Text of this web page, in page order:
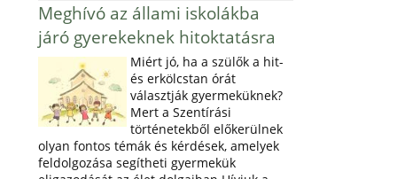
Meghívó az állami iskolákba
járó gyerekeknek hitoktatásra
Miért jó, ha a szülők a hit-
és erkölcstan órát
választják gyermeküknek?
Mert a Szentírási
történetekből előkerülnek
olyan fontos témák és kérdések, amelyek
feldolgozása segítheti gyermekük